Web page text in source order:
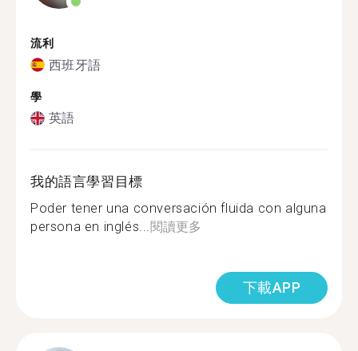
流利
西班牙語
學
英語
我的語言學習目標
Poder tener una conversación fluida con alguna
persona en inglés...閱讀更多
下載APP